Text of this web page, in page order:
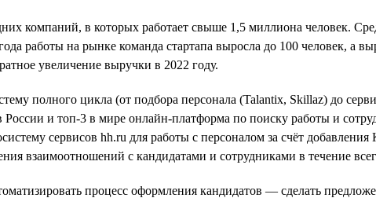
компаний, в которых работает свыше 1,5 миллиона человек.
работы на рынке команда стартапа выросла до 100 человек, а
увеличение выручки в 2022 году.
полного цикла (от подбора персонала (Talantix, Skillaz) до
и топ-3 в мире онлайн-платформа по поиску работы и
сервисов hh.ru для работы с персоналом за счёт
взаимоотношений с кандидатами и сотрудниками в течение
процесс оформления кандидатов — сделать